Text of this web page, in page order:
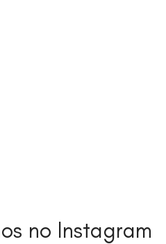
no Instagram